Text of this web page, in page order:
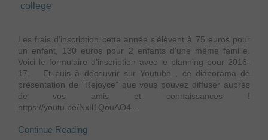
college
Les frais d’inscription cette année s’élèvent à 75 euros pour
un enfant, 130 euros pour 2 enfants d’une même famille.
Voici le formulaire d’inscription avec le planning pour 2016-
17. Et puis à découvrir sur Youtube , ce diaporama de
présentation de “Rejoyce” que vous pouvez diffuser auprès
de vos amis et connaissances !
https://youtu.be/NxIl1QouAO4...
Continue Reading